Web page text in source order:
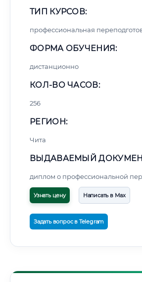
ТИП КУРСОВ:
профессиональная
ФОРМА ОБУЧЕНИЯ:
дистанционно
КОЛ-ВО ЧАСОВ:
256
РЕГИОН:
Чита
ВЫДАВАЕМЫЙ
диплом о профессиональной
Узнать цену Написать в Max
Задать вопрос в Telegram